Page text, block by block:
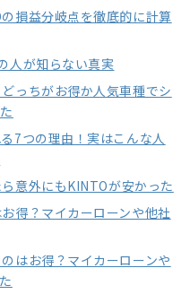
損益分岐点を徹底的に計算
人が知らない真実
っちがお得か人気車種でシ
7つの理由！実はこんな人
意外にもKINTOが安かった
得？マイカーローンや他社
はお得？マイカーローンや